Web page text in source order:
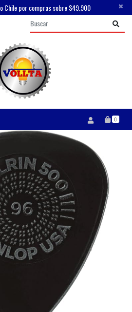
Chile por compras sobre $49.900 ×
0